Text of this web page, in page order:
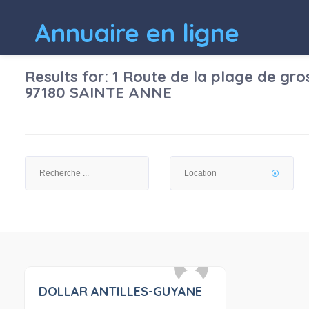
Annuaire en ligne
Results for:1 Route de la plage de
97180 SAINTE ANNE
0
DOLLAR ANTILLES-GUYANE